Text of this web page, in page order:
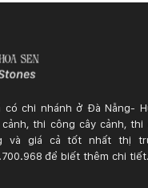
có chi nhánh ở Đà Nẵng-
thi công cây cảnh,
và giá cả tốt nhất thị
để biết thêm chi